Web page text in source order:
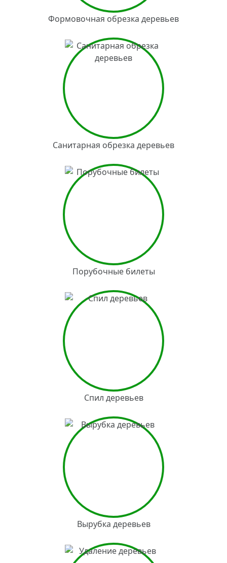
Формовочная обрезка деревьев
Санитарная обрезка деревьев
Порубочные билеты
Спил деревьев
Вырубка деревьев